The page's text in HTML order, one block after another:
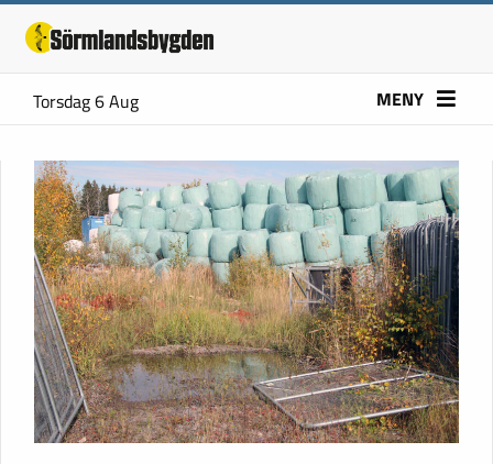
Torsdag 6 Aug MENY